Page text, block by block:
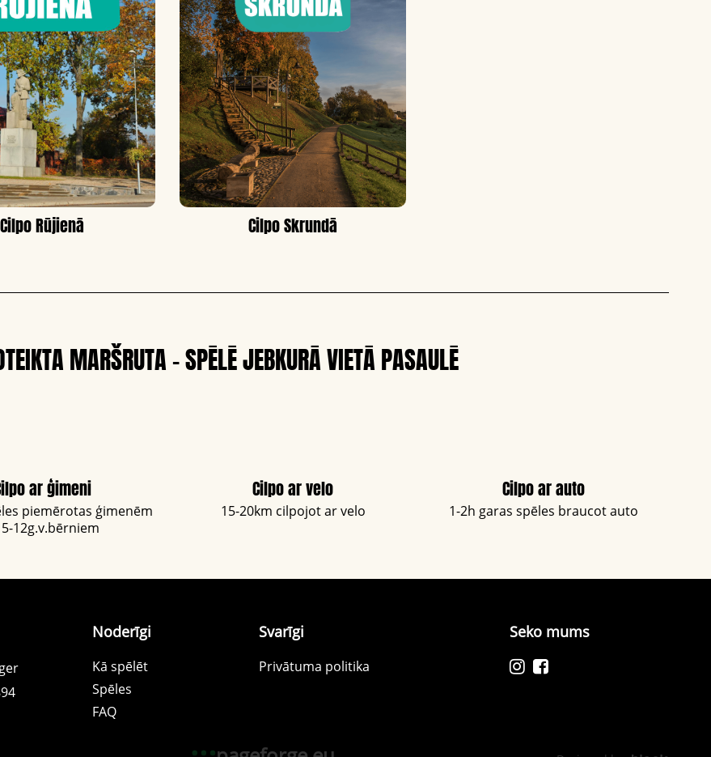
Cilpo Rūjienā Cilpo Skrundā
MARŠRUTA - SPĒLĒ JEBKURĀ VIETĀ PASAULĒ
ar ģimeni
piemērotas ģimenēm
12g.v.bērniem
Cilpo ar velo
15-20km cilpojot ar velo
Cilpo ar auto
1-2h garas spēles braucot auto
Noderīgi
Kā spēlēt
Spēles
FAQ
Svarīgi
Privātuma politika
Seko mums